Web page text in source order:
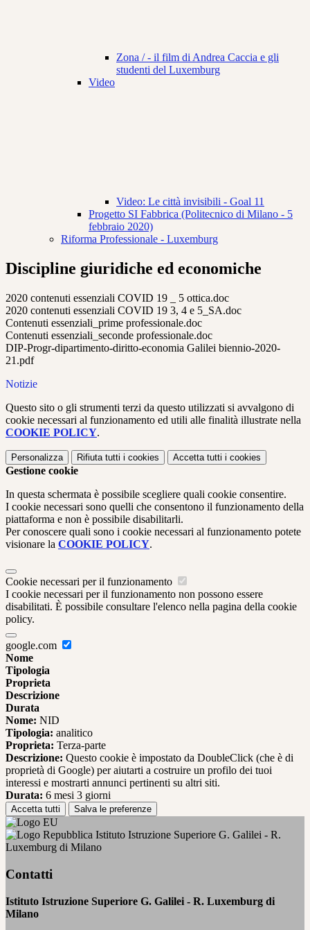
Zona / - il film di Andrea Caccia e gli
studenti del Luxemburg
Video
Video: Le città invisibili - Goal 11
Progetto SI Fabbrica (Politecnico di Milano - 5
febbraio 2020)
Riforma Professionale - Luxemburg
Discipline giuridiche ed economiche
2020 contenuti essenziali COVID 19 _ 5 ottica.doc
2020 contenuti essenziali COVID 19 3, 4 e 5_SA.doc
Contenuti essenziali_prime professionale.doc
Contenuti essenziali_seconde professionale.doc
DIP-Progr-dipartimento-diritto-economia Galilei biennio-2020-
21.pdf
Notizie
Questo sito o gli strumenti terzi da questo utilizzati si avvalgono di
cookie necessari al funzionamento ed utili alle finalità illustrate nella
COOKIE POLICY.
Personalizza Rifiuta tutti i cookies Accetta tutti i cookies
Gestione cookie
In questa schermata è possibile scegliere quali cookie consentire.
I cookie necessari sono quelli che consentono il funzionamento della
piattaforma e non è possibile disabilitarli.
Per conoscere quali sono i cookie necessari al funzionamento potete
visionare la COOKIE POLICY.
Cookie necessari per il funzionamento
I cookie necessari per il funzionamento non possono essere
disabilitati. È possibile consultare l'elenco nella pagina della cookie
policy.
google.com
Nome
Tipologia
Proprieta
Descrizione
Durata
Nome: NID
Tipologia: analitico
Proprieta: Terza-parte
Descrizione: Questo cookie è impostato da DoubleClick (che è di
proprietà di Google) per aiutarti a costruire un profilo dei tuoi
interessi e mostrarti annunci pertinenti su altri siti.
Durata: 6 mesi 3 giorni
Accetta tutti Salva le preferenze
Istituto Istruzione Superiore G. Galilei - R.
Luxemburg di Milano
Contatti
Istituto Istruzione Superiore G. Galilei - R. Luxemburg di
Milano